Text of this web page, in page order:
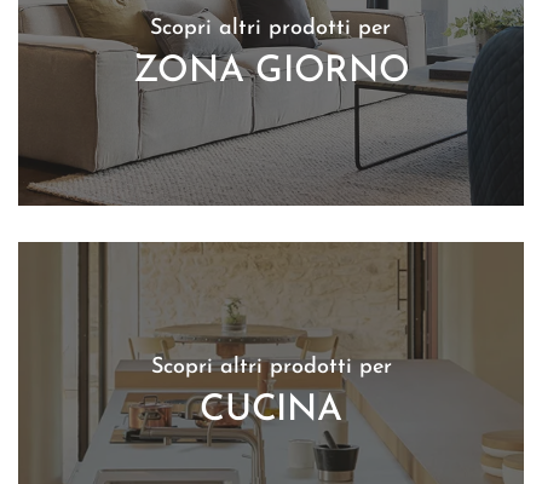
Scopri altri prodotti per
ZONA GIORNO
Scopri altri prodotti per
CUCINA